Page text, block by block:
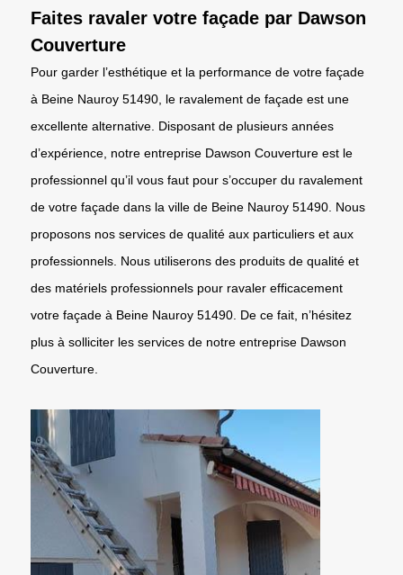
Faites ravaler votre façade par Dawson
Couverture
Pour garder l’esthétique et la performance de votre façade
à Beine Nauroy 51490, le ravalement de façade est une
excellente alternative. Disposant de plusieurs années
d’expérience, notre entreprise Dawson Couverture est le
professionnel qu’il vous faut pour s’occuper du ravalement
de votre façade dans la ville de Beine Nauroy 51490. Nous
proposons nos services de qualité aux particuliers et aux
professionnels. Nous utiliserons des produits de qualité et
des matériels professionnels pour ravaler efficacement
votre façade à Beine Nauroy 51490. De ce fait, n’hésitez
plus à solliciter les services de notre entreprise Dawson
Couverture.